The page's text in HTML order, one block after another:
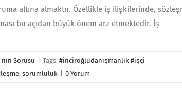
altına almaktır. Özellikle iş ilişkilerinde,
bu açıdan büyük önem arz etmektedir. İş
Sorusu Tags:#inciroğludanışmanlık #işçi
,sorumluluk 0 Yorum